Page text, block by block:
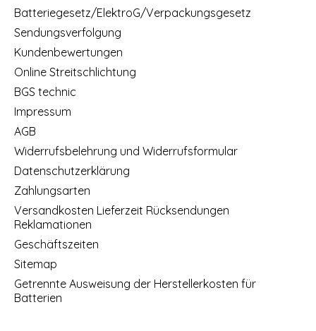
Batteriegesetz/ElektroG/Verpackungsgesetz
Sendungsverfolgung
Kundenbewertungen
Online Streitschlichtung
BGS technic
Impressum
AGB
Widerrufsbelehrung und Widerrufsformular
Datenschutzerklärung
Zahlungsarten
Versandkosten Lieferzeit Rücksendungen
Reklamationen
Geschäftszeiten
Sitemap
Getrennte Ausweisung der Herstellerkosten für
Batterien